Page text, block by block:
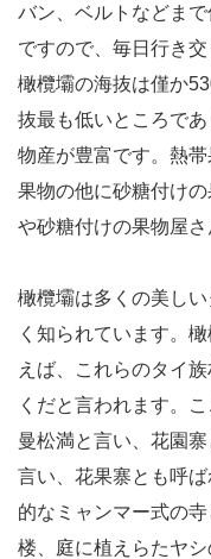
バン、ベルトなどま
ですので、毎日行き交
橄欖壩の海抜は僅か
抜最も低いところで
物産が豊富です。熱
果物の他に砂糖付け
や砂糖付けの果物屋さ
橄欖壩は多くの美し
く知られています。
えば、これらのタイ
くだと言われます。
曼松満と言い、花園
言い、花果寨とも呼
的なミャンマー式の
楼、庭に植えらたヤ